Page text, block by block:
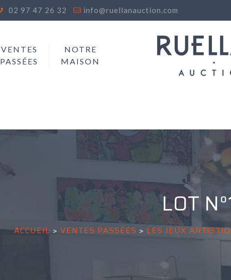
02 97 47 26 32 info@ruellanauction.com
VENTES
PASSÉES
NOTRE
MAISON
LOT
ACCUEIL > VENTES PASSÉES > LES JEUX